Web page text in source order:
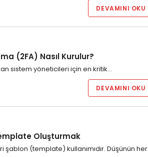
DEVAMINI OKU
(2FA) Nasıl Kurulur?
sistem yöneticileri için en kritik…
DEVAMINI OKU
Oluşturmak
(template) kullanımıdır. Düşünün her